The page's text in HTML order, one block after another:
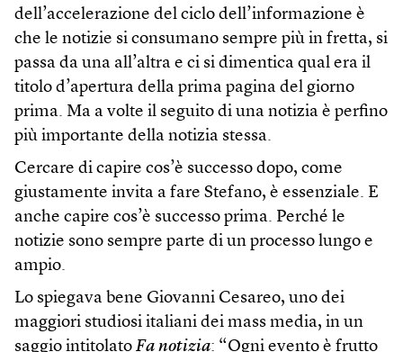
dell’accelerazione del ciclo dell’informazione è
che le notizie si consumano sempre più in fretta, si
passa da una all’altra e ci si dimentica qual era il
titolo d’apertura della prima pagina del giorno
prima. Ma a volte il seguito di una notizia è perfino
più importante della notizia stessa.
Cercare di capire cos’è successo dopo, come
giustamente invita a fare Stefano, è essenziale. E
anche capire cos’è successo prima. Perché le
notizie sono sempre parte di un processo lungo e
ampio.
Lo spiegava bene Giovanni Cesareo, uno dei
maggiori studiosi italiani dei mass media, in un
saggio intitolato Fa notizia: “Ogni evento è frutto